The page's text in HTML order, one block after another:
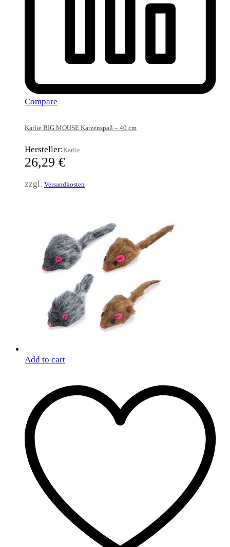
Compare
Karlie BIG MOUSE Katzenspaß – 40 cm
Hersteller:Karlie
26,29 €
zzgl. Versandkosten
Add to cart